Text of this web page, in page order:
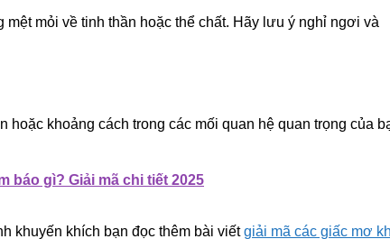
mệt mỏi về tinh thần hoặc thể chất. Hãy lưu ý nghỉ ngơi và
khoảng cách trong các mối quan hệ quan trọng của
báo gì? Giải mã chi tiết 2025
khuyến khích bạn đọc thêm bài viếtgiải mã các giấc mơ